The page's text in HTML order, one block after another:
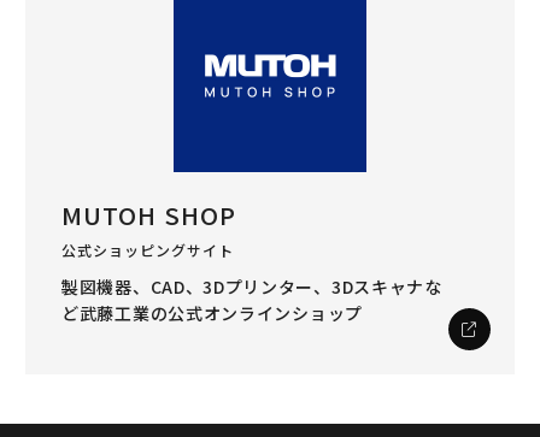
MUTOH SHOP
公式ショッピングサイト
製図機器、CAD、3Dプリンター、3Dスキャナな
ど武藤工業の公式オンラインショップ